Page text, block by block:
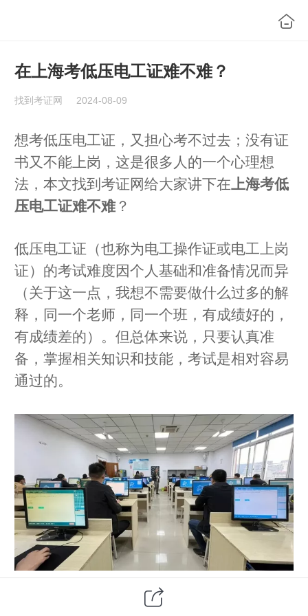
在上海考低压电工证难不难？
找到考证网 2024-08-09
想考低压电工证，又担心考不过去；没有证
书又不能上岗，这是很多人的一个心理想
法，本文找到考证网给大家讲下在上海考低
压电工证难不难？
低压电工证（也称为电工操作证或电工上岗
证）的考试难度因个人基础和准备情况而异
（关于这一点，我想不需要做什么过多的解
释，同一个老师，同一个班，有成绩好的，
有成绩差的）。但总体来说，只要认真准
备，掌握相关知识和技能，考试是相对容易
通过的。
而我们之所以担心低压电工证考不过去，很